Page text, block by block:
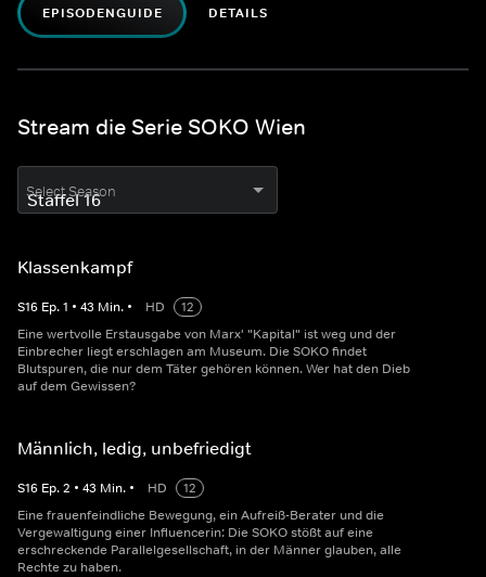
EPISODENGUIDE DETAILS
Stream die Serie SOKO Wien
Select Season
Klassenkampf
S16 Ep.1 • 43 Min. • HD
12
Eine wertvolle Erstausgabe von Marx' "Kapital" ist weg und der
Einbrecher liegt erschlagen am Museum. Die SOKO findet
Blutspuren, die nur dem Täter gehören können. Wer hat den Dieb
auf dem Gewissen?
Männlich, ledig, unbefriedigt
S16 Ep.2 • 43 Min. • HD
12
Eine frauenfeindliche Bewegung, ein Aufreiß-Berater und die
Vergewaltigung einer Influencerin: Die SOKO stößt auf eine
erschreckende Parallelgesellschaft, in der Männer glauben, alle
Rechte zu haben.